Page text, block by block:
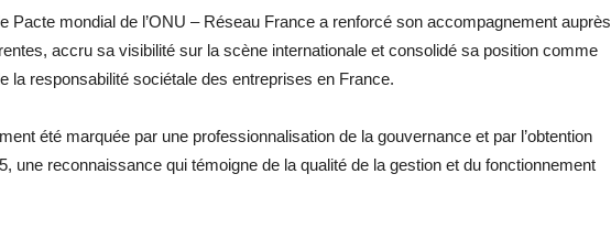
Pacte mondial de l’ONU – Réseau France a renforcé son accompagnement auprès
accru sa visibilité sur la scène internationale et consolidé sa position comme
la responsabilité sociétale des entreprises en France.
été marquée par une professionnalisation de la gouvernance et par l’obtention
une reconnaissance qui témoigne de la qualité de la gestion et du fonctionnement